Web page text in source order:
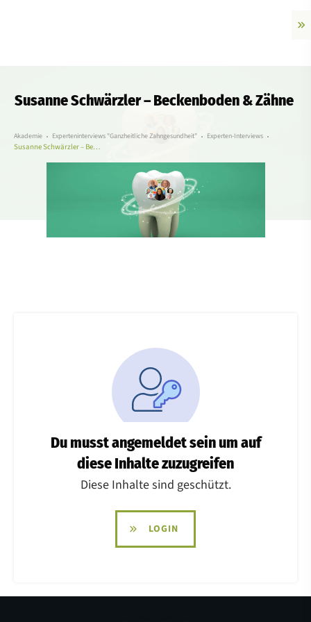
Susanne Schwärzler – Beckenboden & Zähne
Akademie Experteninterviews "Ganzheitliche Zahngesundheit" Experten-Interviews
Susanne Schwärzler – Beckenboden & Zähne
Du musst angemeldet sein um auf
diese Inhalte zuzugreifen
Diese Inhalte sind geschützt.
LOGIN